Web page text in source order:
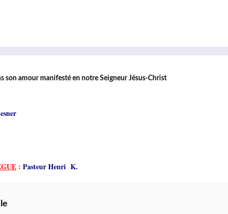
son amour manifesté en notre Seigneur Jésus-Christ
: Pasteur Henri K.